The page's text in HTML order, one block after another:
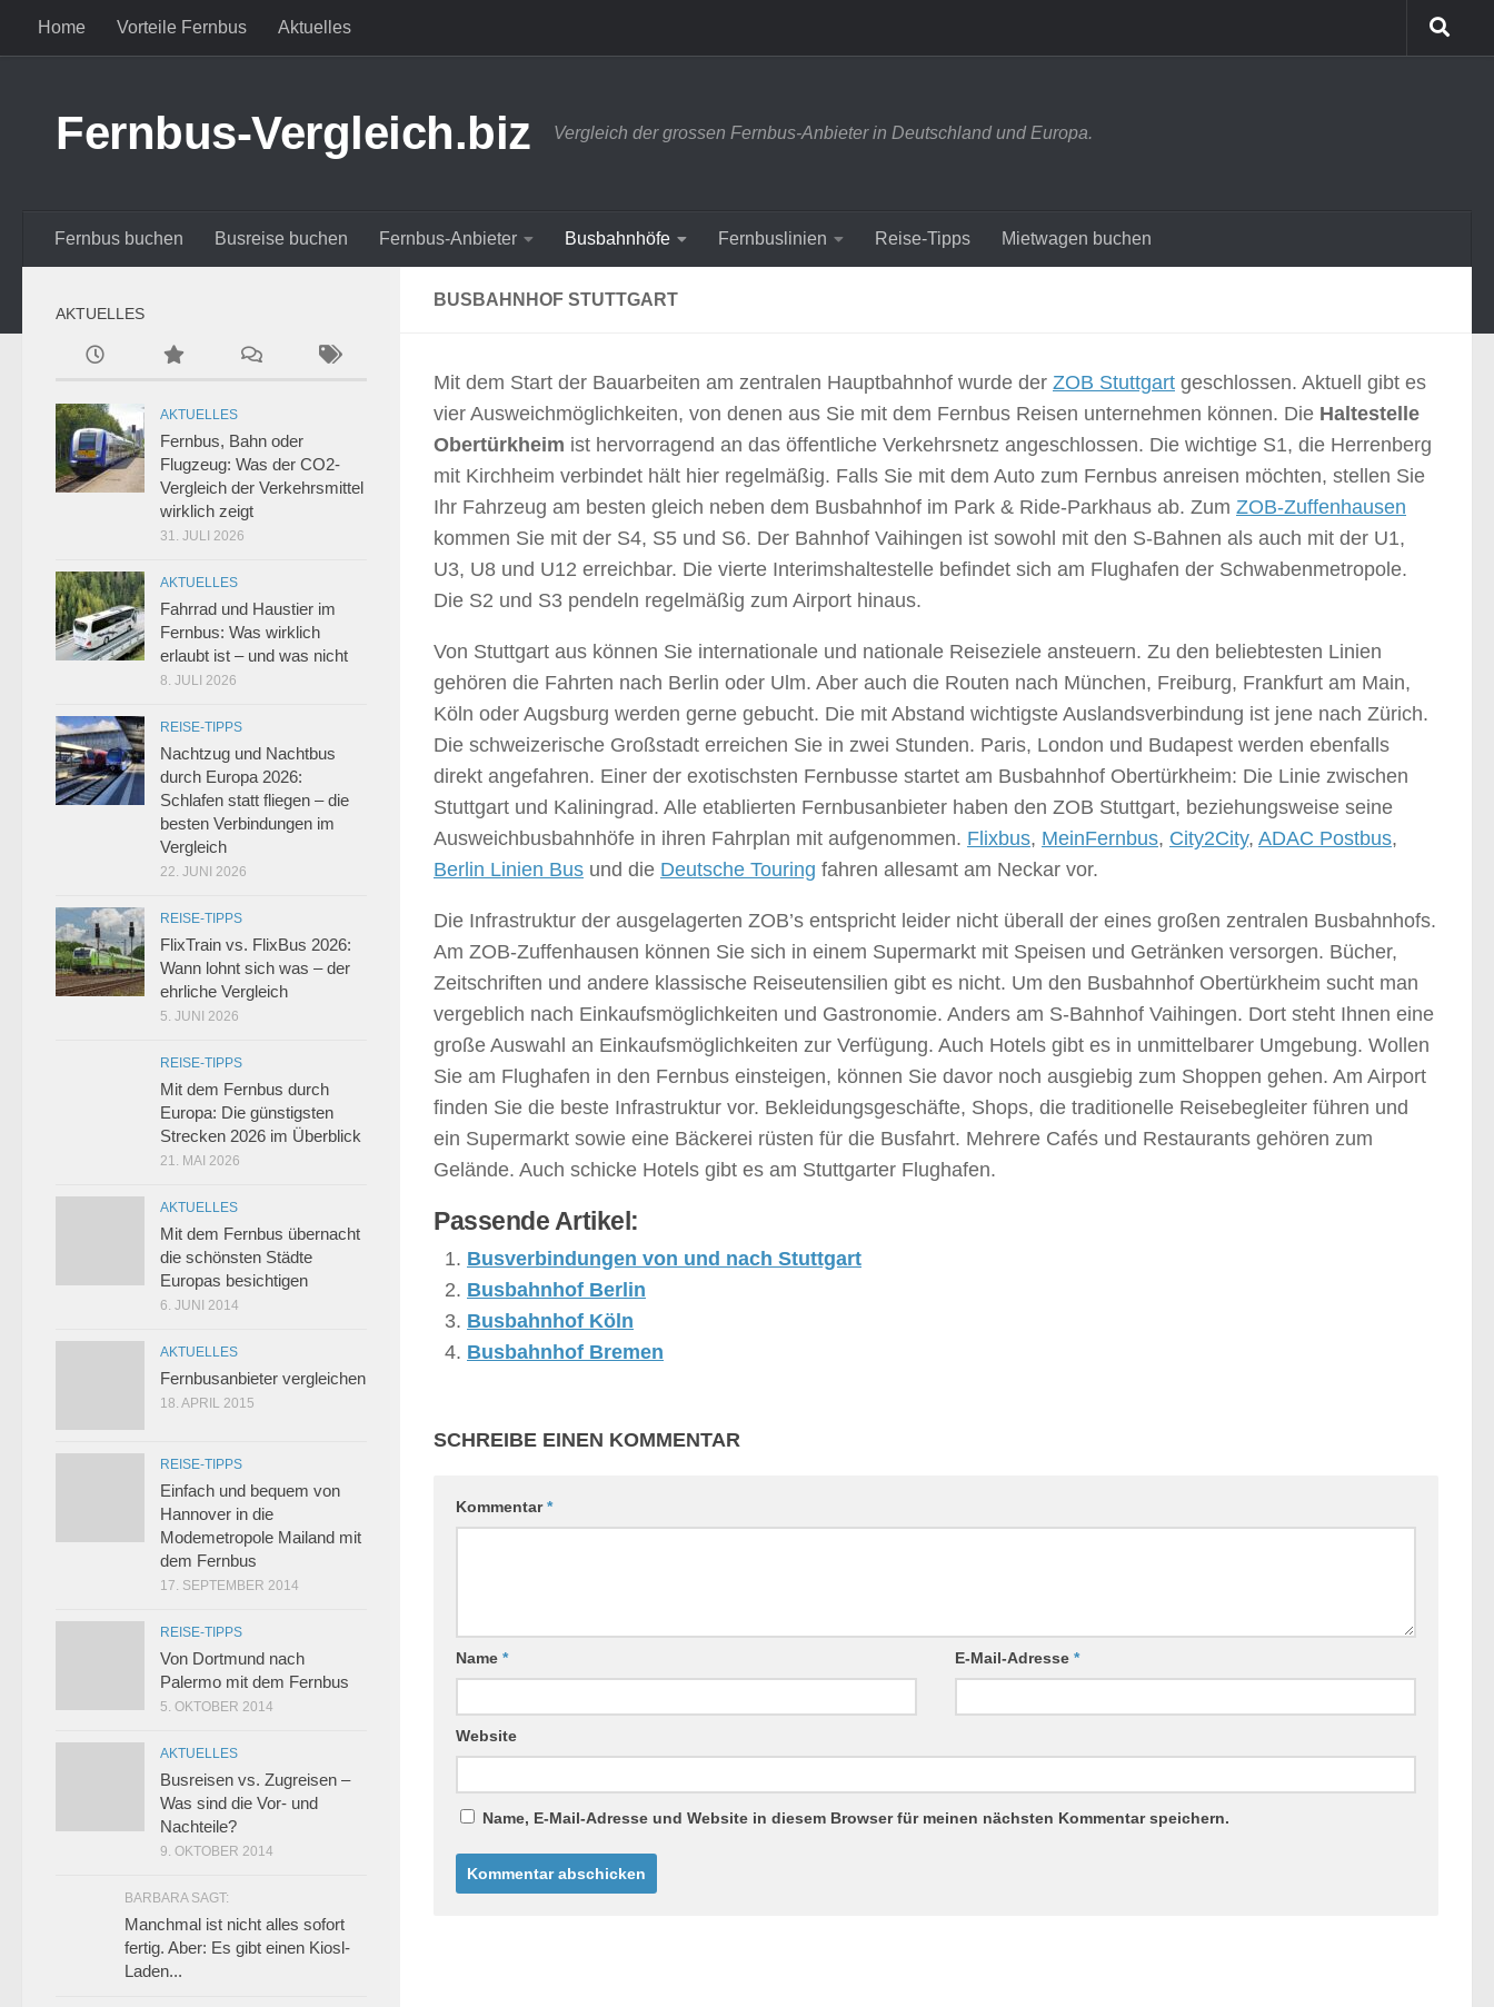
Zum Inhalt springen
Home Vorteile Fernbus Aktuelles
Fernbus-Vergleich.biz Vergleich der grossen Fernbus-Anbieter in Deutschland und Europa.
Fernbus buchen Busreise buchen Fernbus-Anbieter Busbahnhöfe Fernbuslinien Reise-Tipps Mietwagen buchen
BUSBAHNHOF STUTTGART
Mit dem Start der Bauarbeiten am zentralen Hauptbahnhof wurde der ZOB Stuttgart geschlossen. Aktuell gibt es
vier Ausweichmöglichkeiten, von denen aus Sie mit dem Fernbus Reisen unternehmen können. Die Haltestelle
Obertürkheim ist hervorragend an das öffentliche Verkehrsnetz angeschlossen. Die wichtige S1, die Herrenberg
mit Kirchheim verbindet hält hier regelmäßig. Falls Sie mit dem Auto zum Fernbus anreisen möchten, stellen Sie
Ihr Fahrzeug am besten gleich neben dem Busbahnhof im Park & Ride-Parkhaus ab. Zum ZOB-Zuffenhausen
kommen Sie mit der S4, S5 und S6. Der Bahnhof Vaihingen ist sowohl mit den S-Bahnen als auch mit der U1,
U3, U8 und U12 erreichbar. Die vierte Interimshaltestelle befindet sich am Flughafen der Schwabenmetropole.
Die S2 und S3 pendeln regelmäßig zum Airport hinaus.
Von Stuttgart aus können Sie internationale und nationale Reiseziele ansteuern. Zu den beliebtesten Linien
gehören die Fahrten nach Berlin oder Ulm. Aber auch die Routen nach München, Freiburg, Frankfurt am Main,
Köln oder Augsburg werden gerne gebucht. Die mit Abstand wichtigste Auslandsverbindung ist jene nach Zürich.
Die schweizerische Großstadt erreichen Sie in zwei Stunden. Paris, London und Budapest werden ebenfalls
direkt angefahren. Einer der exotischsten Fernbusse startet am Busbahnhof Obertürkheim: Die Linie zwischen
Stuttgart und Kaliningrad. Alle etablierten Fernbusanbieter haben den ZOB Stuttgart, beziehungsweise seine
Ausweichbusbahnhöfe in ihren Fahrplan mit aufgenommen. Flixbus, MeinFernbus, City2City, ADAC Postbus,
Berlin Linien Bus und die Deutsche Touring fahren allesamt am Neckar vor.
Die Infrastruktur der ausgelagerten ZOB’s entspricht leider nicht überall der eines großen zentralen Busbahnhofs.
Am ZOB-Zuffenhausen können Sie sich in einem Supermarkt mit Speisen und Getränken versorgen. Bücher,
Zeitschriften und andere klassische Reiseutensilien gibt es nicht. Um den Busbahnhof Obertürkheim sucht man
vergeblich nach Einkaufsmöglichkeiten und Gastronomie. Anders am S-Bahnhof Vaihingen. Dort steht Ihnen eine
große Auswahl an Einkaufsmöglichkeiten zur Verfügung. Auch Hotels gibt es in unmittelbarer Umgebung. Wollen
Sie am Flughafen in den Fernbus einsteigen, können Sie davor noch ausgiebig zum Shoppen gehen. Am Airport
finden Sie die beste Infrastruktur vor. Bekleidungsgeschäfte, Shops, die traditionelle Reisebegleiter führen und
ein Supermarkt sowie eine Bäckerei rüsten für die Busfahrt. Mehrere Cafés und Restaurants gehören zum
Gelände. Auch schicke Hotels gibt es am Stuttgarter Flughafen.
Passende Artikel:
Busverbindungen von und nach Stuttgart
Busbahnhof Berlin
Busbahnhof Köln
Busbahnhof Bremen
SCHREIBE EINEN KOMMENTAR
Kommentar*
Name * E-Mail-Adresse*
Website
Name, E-Mail-Adresse und Website in diesem Browser für meinen nächsten Kommentar speichern.
AKTUELLES
AKTUELLES
Fernbus, Bahn oder
Flugzeug: Was der CO2-
Vergleich der Verkehrsmittel
wirklich zeigt
31. JULI 2026
AKTUELLES
Fahrrad und Haustier im
Fernbus: Was wirklich
erlaubt ist – und was nicht
8. JULI 2026
REISE-TIPPS
Nachtzug und Nachtbus
durch Europa 2026:
Schlafen statt fliegen – die
besten Verbindungen im
Vergleich
22. JUNI 2026
REISE-TIPPS
FlixTrain vs. FlixBus 2026:
Wann lohnt sich was – der
ehrliche Vergleich
5. JUNI 2026
REISE-TIPPS
Mit dem Fernbus durch
Europa: Die günstigsten
Strecken 2026 im Überblick
21. MAI 2026
AKTUELLES
Mit dem Fernbus übernacht
die schönsten Städte
Europas besichtigen
6. JUNI 2014
AKTUELLES
Fernbusanbieter vergleichen
18. APRIL 2015
REISE-TIPPS
Einfach und bequem von
Hannover in die
Modemetropole Mailand mit
dem Fernbus
17. SEPTEMBER 2014
REISE-TIPPS
Von Dortmund nach
Palermo mit dem Fernbus
5. OKTOBER 2014
AKTUELLES
Busreisen vs. Zugreisen –
Was sind die Vor- und
Nachteile?
9. OKTOBER 2014
BARBARA SAGT:
Manchmal ist nicht alles sofort
fertig. Aber: Es gibt einen Kiosl-
Laden...